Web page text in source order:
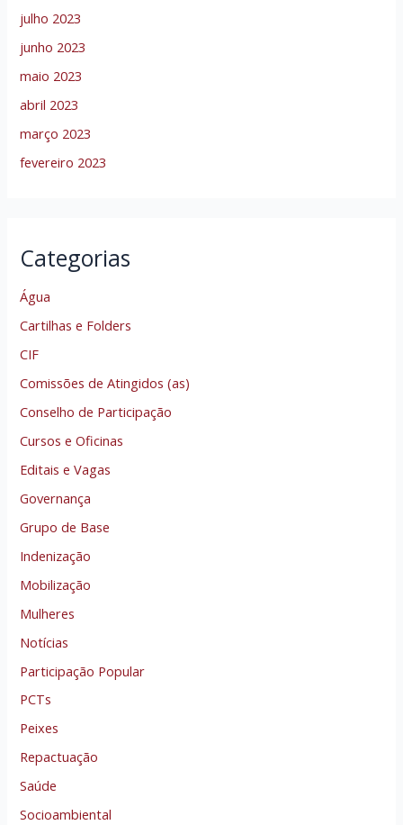
julho 2023
junho 2023
maio 2023
abril 2023
março 2023
fevereiro 2023
Categorias
Água
Cartilhas e Folders
CIF
Comissões de Atingidos (as)
Conselho de Participação
Cursos e Oficinas
Editais e Vagas
Governança
Grupo de Base
Indenização
Mobilização
Mulheres
Notícias
Participação Popular
PCTs
Peixes
Repactuação
Saúde
Socioambiental